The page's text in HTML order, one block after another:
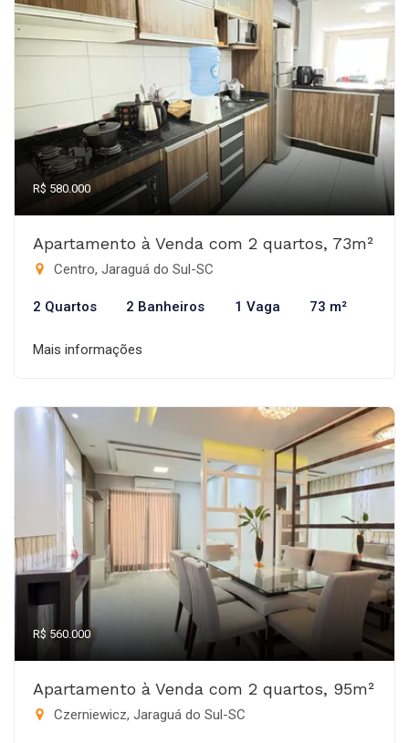
R$ 580.000
Apartamento à Venda com 2 quartos, 73m²
Centro, Jaraguá do Sul-SC
2 Quartos 2 Banheiros 1 Vaga 73 m²
Mais informações
R$ 560.000
Apartamento à Venda com 2 quartos, 95m²
Czerniewicz, Jaraguá do Sul-SC